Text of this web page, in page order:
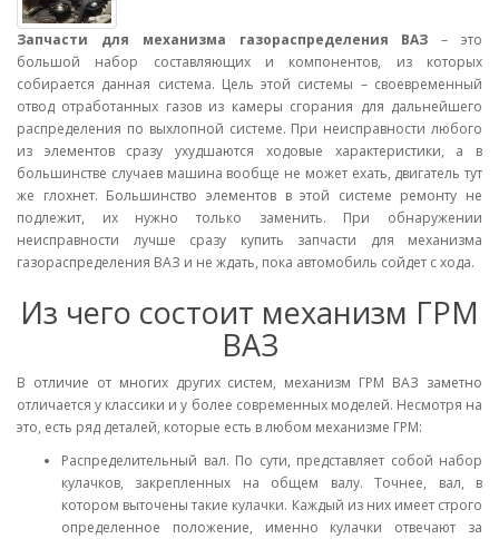
Запчасти для механизма газораспределения ВАЗ – это
большой набор составляющих и компонентов, из которых
собирается данная система. Цель этой системы – своевременный
отвод отработанных газов из камеры сгорания для дальнейшего
распределения по выхлопной системе. При неисправности любого
из элементов сразу ухудшаются ходовые характеристики, а в
большинстве случаев машина вообще не может ехать, двигатель тут
же глохнет. Большинство элементов в этой системе ремонту не
подлежит, их нужно только заменить. При обнаружении
неисправности лучше сразу купить запчасти для механизма
газораспределения ВАЗ и не ждать, пока автомобиль сойдет с хода.
Из чего состоит механизм ГРМ
ВАЗ
В отличие от многих других систем, механизм ГРМ ВАЗ заметно
отличается у классики и у более современных моделей. Несмотря на
это, есть ряд деталей, которые есть в любом механизме ГРМ:
Распределительный вал. По сути, представляет собой набор
кулачков, закрепленных на общем валу. Точнее, вал, в
котором выточены такие кулачки. Каждый из них имеет строго
определенное положение, именно кулачки отвечают за